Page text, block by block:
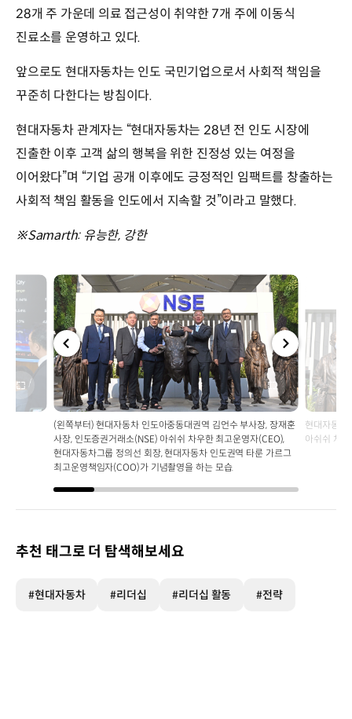
28개 주 가운데 의료 접근성이 취약한 7개 주에 이동식
진료소를 운영하고 있다.
앞으로도 현대자동차는 인도 국민기업으로서 사회적 책임을
꾸준히 다한다는 방침이다.
현대자동차 관계자는 “현대자동차는 28년 전 인도 시장에
진출한 이후 고객 삶의 행복을 위한 진정성 있는 여정을
이어왔다”며 “기업 공개 이후에도 긍정적인 임팩트를 창출하는
사회적 책임 활동을 인도에서 지속할 것”이라고 말했다.
※Samarth: 유능한, 강한
화면
전체
화면
(왼쪽부터) 현대자동차 인도아중동대권역 김언수 부사장, 장재훈
사장, 인도증권거래소(NSE) 아쉬쉬 차우한 최고운영자(CEO),
현대자동차그룹 정의선 회장, 현대자동차 인도권역 타룬 가르그
최고운영책임자(COO)가 기념촬영을 하는 모습.
현대자동차
아쉬쉬 차
추천 태그로 더 탐색해보세요
#현대자동차 #리더십 #리더십 활동 #전략